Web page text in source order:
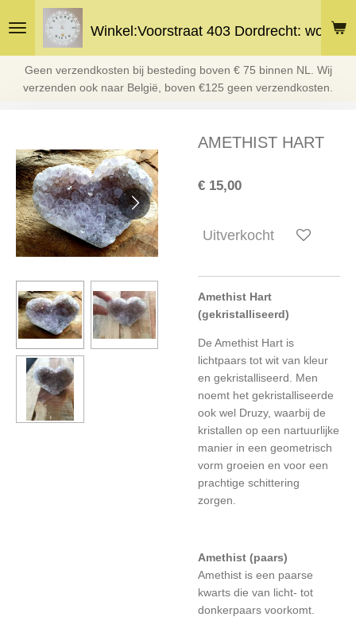
direct
hoofdinhoud
Winkel:Voorstraat 403 Dordrecht: woe
Geen verzendkosten bij besteding boven € 75 binnen NL. Wij
verzenden ook naar België, boven €125 geen verzendkosten.
AMETHIST HART
€ 15,00
Uitverkocht
Amethist Hart
(gekristalliseerd)
De Amethist Hart is
lichtpaars tot wit van kleur
en gekristalliseerd. Men
noemt het gekristalliseerde
ook wel Druzy, waarbij de
kristallen op een nartuurlijke
manier in een geometrisch
vorm groeien en voor een
prachtige schittering
zorgen.
Amethist (paars)
Amethist is een paarse
kwarts die van licht- tot
donkerpaars voorkomt.